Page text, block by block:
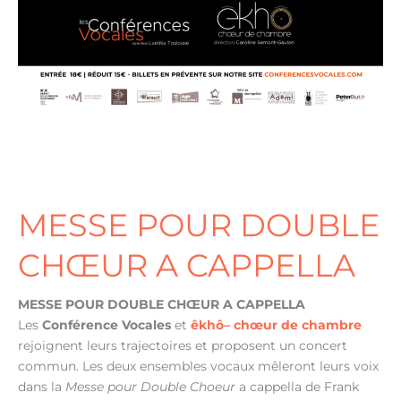
MESSE POUR DOUBLE
CHŒUR A CAPPELLA
MESSE POUR DOUBLE CHŒUR A CAPPELLA
Les Conférence Vocales et êkhô– chœur de chambre
rejoignent leurs trajectoires et proposent un concert
commun. Les deux ensembles vocaux mêleront leurs voix
dans la Messe pour Double Choeur a cappella de Frank